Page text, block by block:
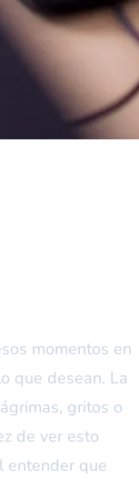
momentos en
que desean. La
gritos o
de ver esto
entender que